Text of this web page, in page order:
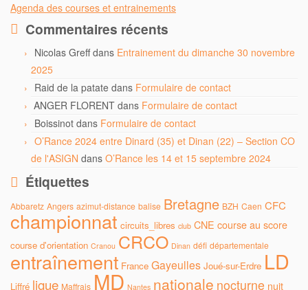
Agenda des courses et entrainements
Commentaires récents
Nicolas Greffdans Entrainement du dimanche 30 novembre
2025
Raid de la patate dans Formulaire de contact
ANGER FLORENT dans Formulaire de contact
Boissinot dans Formulaire de contact
O’Rance 2024 entre Dinard (35) et Dinan (22) – Section CO
de l'ASIGN dans O’Rance les 14 et 15 septembre 2024
Étiquettes
Abbaretz Angers azimut-distance balise Bretagne BZH Caen CFC
championnat circuits_libres club CNE course au score
course d'orientation Cranou CRCO Dinan défi départementale
entraînement France Gayeulles Joué-sur-Erdre LD
Liffré ligue Maffrais MD Nantes nationale nocturne nuit